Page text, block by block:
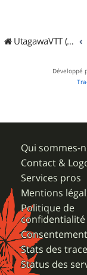
UtagawaVTT (Randos VTT et VTTAE avec traces GPS)
Développé
Qui sommes-
Contact &
Services pros
Mentions
Politique de
confidentialité
Stats des
Status des